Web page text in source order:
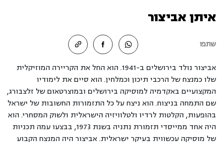
איתן אביצור
שתפו
אביצור נולד בירושלים ב-1941. הוא החל את הקריירה המוזיקלית
שלו כמנצח של הרכבי תיכון וכמלחין. הוא סיים את לימודיו
המקצועיים באקדמיה למוסיקה בירושלים ובמוצרטאום של זלצבורג,
שם התמחה בניצוח. הוא ניצח על כל התזמורות החשובות של ישראל
בהופעות, הקלטות לרדיו ולטלוויזיה הישראלית ולשוק המסחרי. הוא
היה אחד ממייסדי תזמורת נתניה בשנת 1973, בבצעו עמה תכניות
של מוסיקה עכשווית בעיקר ישראלית. אביצור היה המנצח הקבוע